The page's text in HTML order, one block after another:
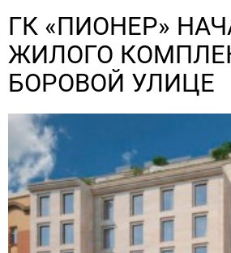
Главная Новости Боровой
ГК «ПИОНЕР»
ЖИЛОГО
БОРОВОЙ УЛИЦЕ